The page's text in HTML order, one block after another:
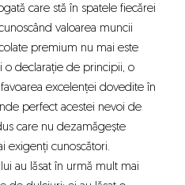
care stă în spatele fiecărei
valoarea muncii
premium nu mai este
o declarație de principii, o
excelenței dovedite în
perfect acestei nevoi de
care nu dezamăgește
exigenți cunoscători.
au lăsat în urmă mult mai